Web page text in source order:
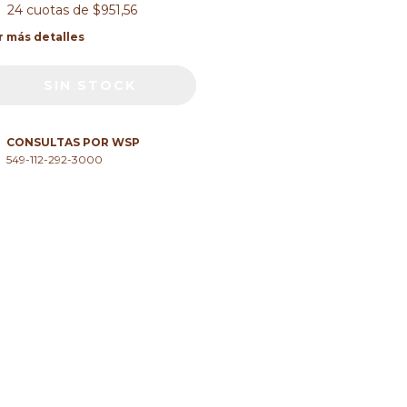
24 cuotas de $951,56
más detalles
CONSULTAS POR WSP
549-112-292-3000